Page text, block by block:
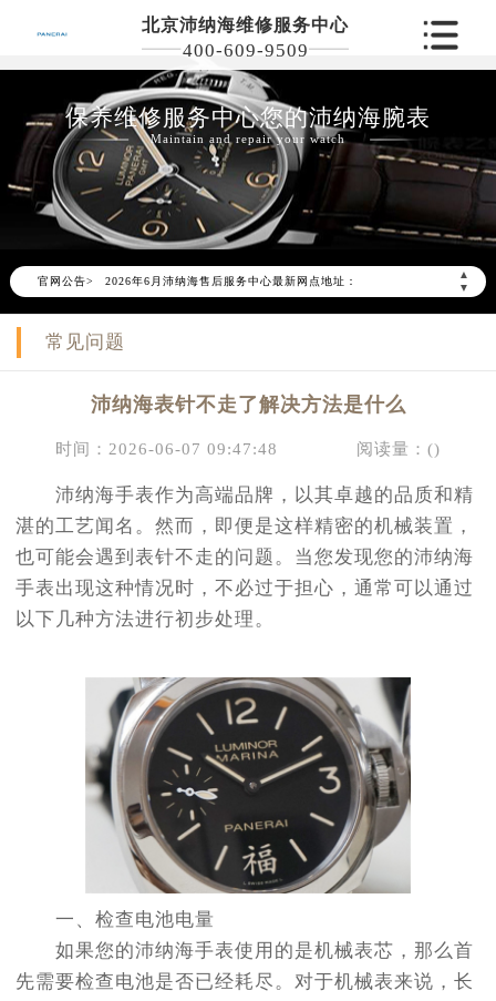
北京沛纳海维修服务中心
400-609-9509
保养维修服务中心您的沛纳海腕表
Maintain and repair your watch
官网公告>
▲
▼
2026年6月沛纳海北京市售后服务网络优化升级公告
2026年6月北京市沛纳海官方售后客户服务热线：400-609-9509
2026年6月沛纳海售后服务中心最新网点地址：
北京市东城区东长安街1号东方广场写字楼W3座6层602室（需提前预约）
常见问题
沛纳海表针不走了解决方法是什么
时间：2026-06-07 09:47:48 阅读量：()
沛纳海手表作为高端品牌，以其卓越的品质和精
湛的工艺闻名。然而，即便是这样精密的机械装置，
也可能会遇到表针不走的问题。当您发现您的沛纳海
手表出现这种情况时，不必过于担心，通常可以通过
以下几种方法进行初步处理。
一、检查电池电量
如果您的沛纳海手表使用的是机械表芯，那么首
先需要检查电池是否已经耗尽。对于机械表来说，长